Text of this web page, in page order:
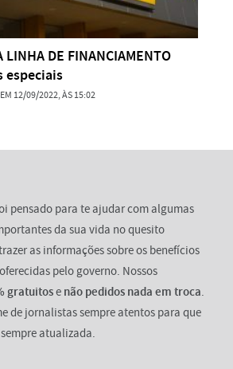
LINHA DE FINANCIAMENTO
especiais
EM 12/09/2022, ÀS 15:02
pensado para te ajudar com algumas
da sua vida no quesito
as informações sobre os benefícios
pelo governo. Nossos
gratuitose não pedidos nada em troca.
de jornalistas sempre atentos para que
atualizada.